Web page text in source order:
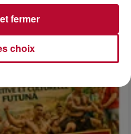
le spectacle « Le Rêve
l'amphithéâtre romain les 6,
choix
fermer